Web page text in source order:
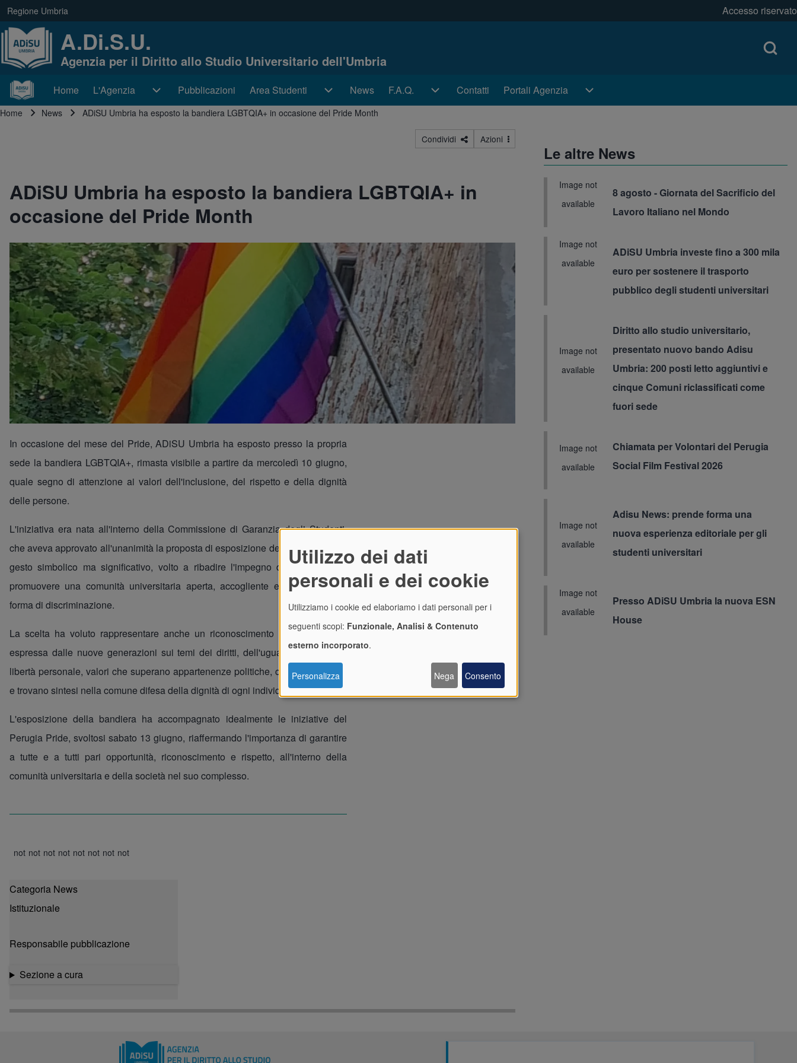
Skip to main navigation
link regione
Regione Umbria
(opens in new tab)
Menu
Accesso riservato
Open
Close search
Open Search
A.Di.S.U.
Agenzia per il Diritto allo Studio Universitario dell'Umbria
Navigazione principale
Home L'Agenzia
L'Agenzia sub-navigationPubblicazioni Area Studenti
Area Studenti sub-navigation
News F.A.Q.
F.A.Q. sub-navigation
Contatti Portali Agenzia
Portali Agenzia sub-navigation
Home News ADiSU Umbria ha esposto la bandiera LGBTQIA+ in occasione del Pride Month
Condividi Azioni
ADiSU Umbria ha esposto la bandiera LGBTQIA+ in
occasione del Pride Month
Immagine
In occasione del mese del Pride, ADiSU Umbria ha esposto presso la propria
sede la bandiera LGBTQIA+, rimasta visibile a partire da mercoledì 10 giugno,
quale segno di attenzione ai valori dell'inclusione, del rispetto e della dignità
delle persone.
L'iniziativa era nata all'interno della Commissione di Garanzia degli Studenti,
che aveva approvato all'unanimità la proposta di esposizione della bandiera. Un
gesto simbolico ma significativo, volto a ribadire l'impegno dell'Agenzia nel
promuovere una comunità universitaria aperta, accogliente e libera da ogni
forma di discriminazione.
La scelta ha voluto rappresentare anche un riconoscimento della sensibilità
espressa dalle nuove generazioni sui temi dei diritti, dell'uguaglianza e della
libertà personale, valori che superano appartenenze politiche, culturali e sociali
e trovano sintesi nella comune difesa della dignità di ogni individuo.
L'esposizione della bandiera ha accompagnato idealmente le iniziative del
Perugia Pride, svoltosi sabato 13 giugno, riaffermando l'importanza di garantire
a tutte e a tutti pari opportunità, riconoscimento e rispetto, all'interno della
comunità universitaria e della società nel suo complesso.
not not not not not not not not
Categoria News
Istituzionale
Responsabile pubblicazione
Sezione a cura
Le altre News
Immagine
Image not
available
8 agosto - Giornata del Sacrificio del
Lavoro Italiano nel Mondo
Immagine
Image not
available
ADiSU Umbria investe fino a 300 mila
euro per sostenere il trasporto
pubblico degli studenti universitari
Image not
available
Diritto allo studio universitario,
presentato nuovo bando Adisu
Umbria: 200 posti letto aggiuntivi e
cinque Comuni riclassificati come
fuori sede
Immagine
Image not
available
Chiamata per Volontari del Perugia
Social Film Festival 2026
Image not
available
Adisu News: prende forma una
nuova esperienza editoriale per gli
studenti universitari
Immagine
Image not
available
Presso ADiSU Umbria la nuova ESN
House
Utilizzo dei dati
personali e dei cookie
Utilizziamo i cookie ed elaboriamo i dati personali per i
seguenti scopi: Funzionale, Analisi & Contenuto
esterno incorporato.
Personalizza Nega Consento